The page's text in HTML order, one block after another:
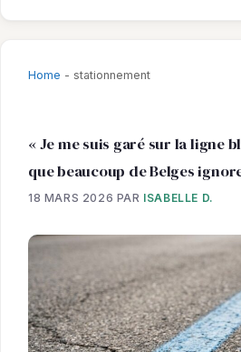
Home - stationnement
« Je me suis garé sur la ligne
que beaucoup de Belges
18 MARS 2026 PAR ISABELLE D.